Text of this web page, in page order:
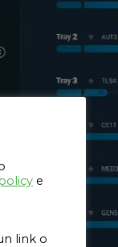
e
link o